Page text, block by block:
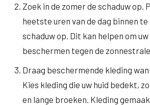
Kaalheid en haarverlies
Bekijk alle zones →
RRS HA Eyes
Tretinoïne (vitamine A zuur) crème
XL Hair
Alle behandelingen →
Zoek in de zomer de schaduw op.
heetste uren van de dag binnen
schaduw op. Dit kan helpen om
beschermen tegen de
Draag beschermende kleding
Kies kleding die uw huid bedekt,
en lange broeken. Kleding